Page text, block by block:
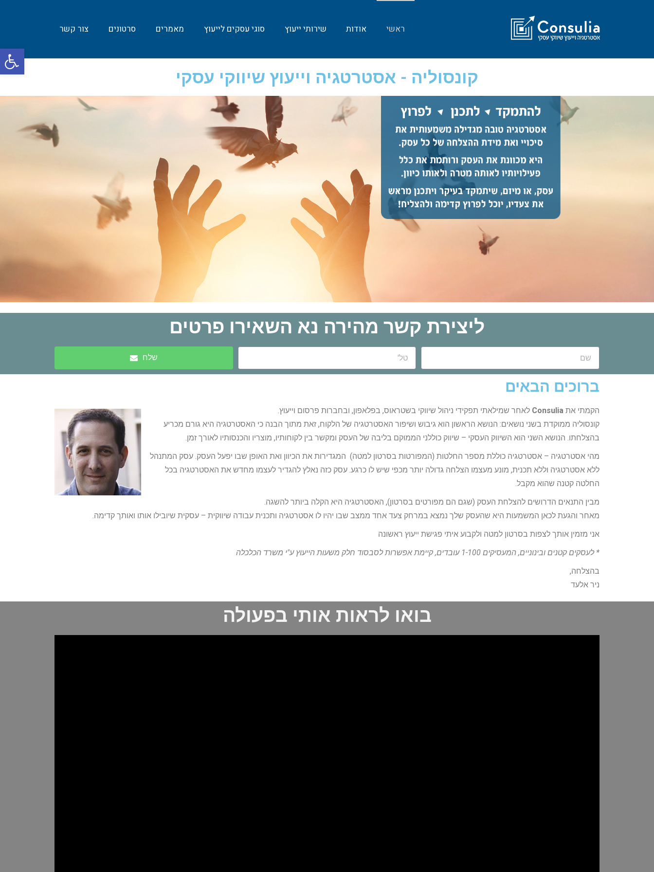
ראשי אודות שירותי ייעוץ סוגי עסקים לייעוץ מאמרים סרטונים צור קשר
קונסוליה - אסטרטגיה וייעוץ שיווקי עסקי
ליצירת קשר מהירה נא השאירו פרטים
שלח
ברוכים הבאים
הקמתי את Consulia לאחר שמילאתי תפקידי ניהול שיווקי בשטראוס, בפלאפון, ובחברות פרסום וייעוץ.
קונסוליה ממוקדת בשני נושאים: הנושא הראשון הוא גיבוש ושיפור האסטרטגיה של הלקוח, זאת מתוך הבנה כי האסטרטגיה היא גורם מכריע
בהצלחתו. הנושא השני הוא השיווק העסקי – שיווק כוללני הממוקם בליבה של העסק ומקשר בין לקוחותיו, מוצריו והכנסותיו לאורך זמן.
מהי אסטרטגיה – אסטרטגיה כוללת מספר החלטות (המפורטות בסרטון למטה) המגדירות את הכיוון ואת האופן שבו יפעל העסק. עסק המתנהל
ללא אסטרטגיה וללא תכנית, מונע מעצמו הצלחה גדולה יותר מכפי שיש לו כרגע. עסק כזה נאלץ להגדיר לעצמו מחדש את האסטרטגיה בכל
החלטה קטנה שהוא מקבל.
מבין התנאים הדרושים להצלחת העסק (שגם הם מפורטים בסרטון), האסטרטגיה היא הקלה ביותר להשגה.
מאחר והגעת לכאן המשמעות היא שהעסק שלך נמצא במרחק צעד אחד ממצב שבו יהיו לו אסטרטגיה ותכנית עבודה שיווקית – עסקית שיובילו אותו ואותך קדימה.
אני מזמין אותך לצפות בסרטון למטה ולקבוע איתי פגישת ייעוץ ראשונה
* לעסקים קטנים ובינוניים, המעסיקים 1-100 עובדים, קיימת אפשרות לסבסוד חלק משעות הייעוץ ע"י משרד הכלכלה
בהצלחה,
ניר אלעד
בואו לראות אותי בפעולה